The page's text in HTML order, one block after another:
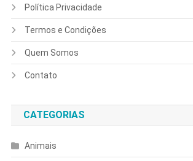
Política Privacidade
Termos e Condições
Quem Somos
Contato
CATEGORIAS
Animais